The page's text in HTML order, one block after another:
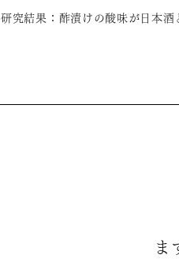
研究結果：酢漬けの酸味が日本酒
ま